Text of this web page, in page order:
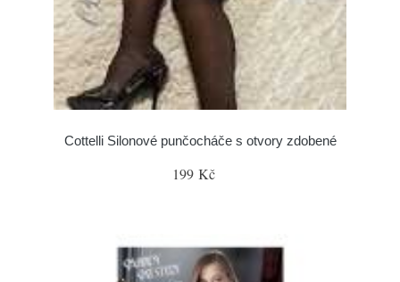
Cottelli Silonové punčocháče s otvory zdobené
199 Kč